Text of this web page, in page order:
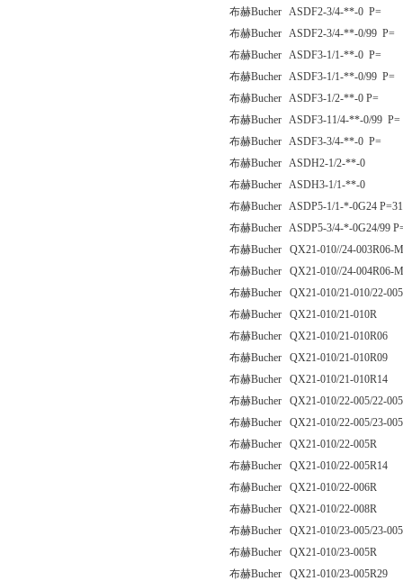
布赫Bucher ASDF2-3/4-**-0 P=
布赫Bucher ASDF2-3/4-**-0/99 P=
布赫Bucher ASDF3-1/1-**-0 P=
布赫Bucher ASDF3-1/1-**-0/99 P=
布赫Bucher ASDF3-1/2-**-0 P=
布赫Bucher ASDF3-11/4-**-0/99 P=
布赫Bucher ASDF3-3/4-**-0 P=
布赫Bucher ASDH2-1/2-**-0
布赫Bucher ASDH3-1/1-**-0
布赫Bucher ASDP5-1/1-*-0G24
布赫Bucher ASDP5-3/4-*-0G24/99
布赫Bucher QX21-010//24-003R06-
布赫Bucher QX21-010//24-004R06-
布赫Bucher QX21-010/21-010/22-
布赫Bucher QX21-010/21-010R
布赫Bucher QX21-010/21-010R06
布赫Bucher QX21-010/21-010R09
布赫Bucher QX21-010/21-010R14
布赫Bucher QX21-010/22-005/22-
布赫Bucher QX21-010/22-005/23-
布赫Bucher QX21-010/22-005R
布赫Bucher QX21-010/22-005R14
布赫Bucher QX21-010/22-006R
布赫Bucher QX21-010/22-008R
布赫Bucher QX21-010/23-005/23-
布赫Bucher QX21-010/23-005R
布赫Bucher QX21-010/23-005R29